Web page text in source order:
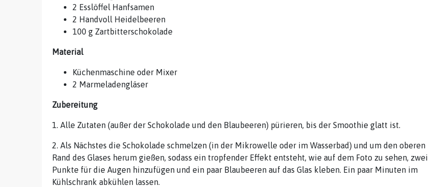
2 Esslöffel Hanfsamen
2 Handvoll Heidelbeeren
100 g Zartbitterschokolade
Material
Küchenmaschine oder Mixer
2 Marmeladengläser
Zubereitung
1. Alle Zutaten (außer der Schokolade und den Blaubeeren) pürieren, bis der Smoothie glatt ist.
2. Als Nächstes die Schokolade schmelzen (in der Mikrowelle oder im Wasserbad) und um den oberen
Rand des Glases herum gießen, sodass ein tropfender Effekt entsteht, wie auf dem Foto zu sehen, zwei
Punkte für die Augen hinzufügen und ein paar Blaubeeren auf das Glas kleben. Ein paar Minuten im
Kühlschrank abkühlen lassen.